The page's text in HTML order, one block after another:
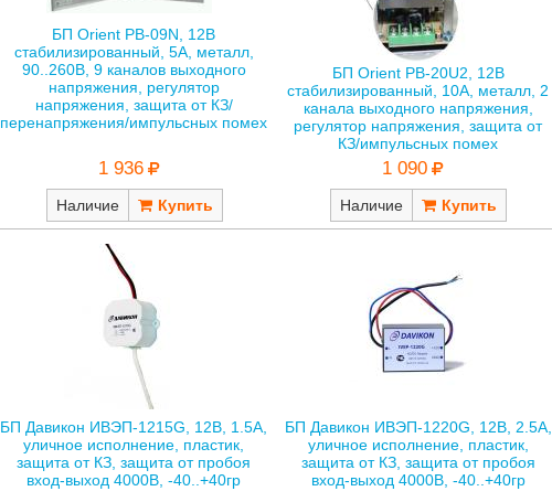
БП Orient PB-09N, 12В
стабилизированный, 5А, металл,
90..260В, 9 каналов выходного
напряжения, регулятор
напряжения, защита от КЗ/
перенапряжения/импульсных помех
1 936
Наличие
БП Orient PB-20U2, 12В
стабилизированный, 10А, металл, 2
канала выходного напряжения,
регулятор напряжения, защита от
КЗ/импульсных помех
1 090
Наличие
БП Давикон ИВЭП-1215G, 12В, 1.5А,
уличное исполнение, пластик,
защита от КЗ, защита от пробоя
вход-выход 4000В, -40..+40гр
БП Давикон ИВЭП-1220G, 12В, 2.5А,
уличное исполнение, пластик,
защита от КЗ, защита от пробоя
вход-выход 4000В, -40..+40гр